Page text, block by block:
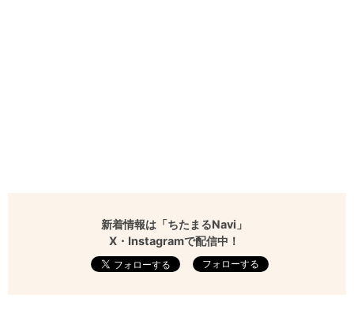
新着情報は「ちたまるNavi」
X・Instagramで配信中！
フォローする